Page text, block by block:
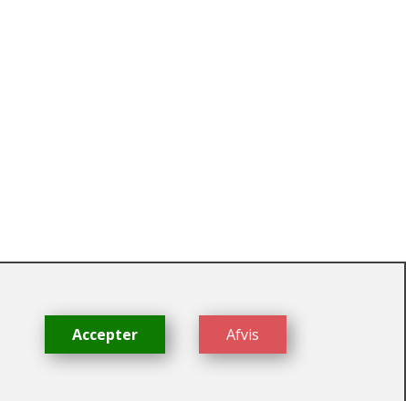
Afvis
Accepter